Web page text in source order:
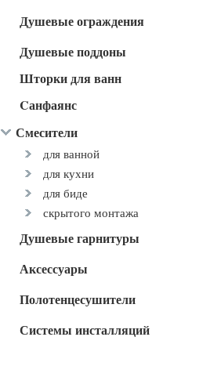
Душевые ограждения
Душевые поддоны
Шторки для ванн
Cанфаянс
Смесители
для ванной
для кухни
для биде
скрытого монтажа
Душевые гарнитуры
Аксессуары
Полотенцесушители
Системы инсталляций